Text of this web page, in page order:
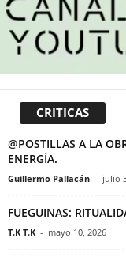
CRITICAS
@POSTILLAS A LA
ENERGÍA.
Guillermo Pallacán - julio
FUEGUINAS:
T.K T.K - mayo 10, 2026